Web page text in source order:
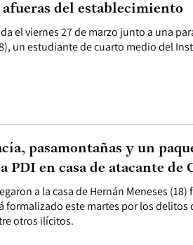
el viernes 27 de marzo junto a una
un estudiante de cuarto medio del
del establecimiento
a la casa de Hernán Meneses
formalizado este martes por los
otros ilícitos.
pasamontañas y un
PDI en casa de atacante de